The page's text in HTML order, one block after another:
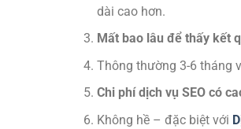
dài cao hơn.
Mất bao lâu để thấy kết
Thông thường 3-6 tháng
Chi phí dịch vụ SEO có
Không hề – đặc biệt với